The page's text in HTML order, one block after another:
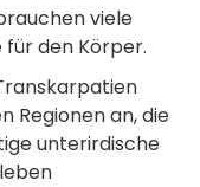
viele
für den Körper.
Regionen an, die
unterirdische